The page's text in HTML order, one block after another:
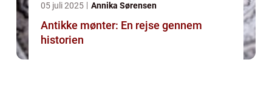
05 juli 2025 Annika Sørensen
Antikke mønter: En rejse gennem
historien